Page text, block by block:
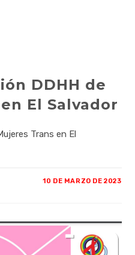
DDHH de
El Salvador
Trans en El
10 DE MARZO DE 2023